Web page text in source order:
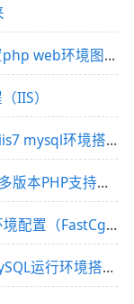
阿里云Windows 2008一键安装包配置php web环境图文安装教程(IIS+Php+Mysql)
IIS）
windows server 2008/2012安装php iis7 mysql环境搭建教程
win2008 iis7/iis7.5下最简单最强安装多版本PHP支持环境
Windows 2008 R2 下IIS7.5+PHP5.2环境配置（FastCgi设置)
Win2012 R2 IIS8.5+PHP(FastCGI)+MySQL运行环境搭建教程